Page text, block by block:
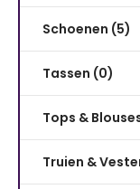
Schoenen (5)
Tassen (0)
Tops &
Truien &